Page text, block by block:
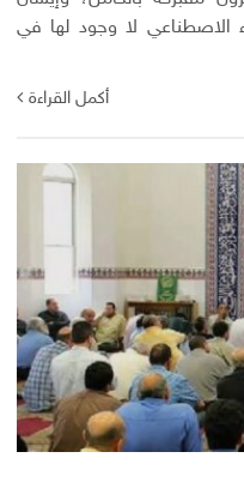
الاصطناعي لا وجود لها في
أكمل القراءة